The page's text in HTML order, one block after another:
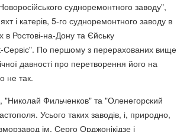
судноремонтного заводу",
і катерів, 5-го судноремонтного заводу в
Ростові-на-Дону та Єйську
Сервіс". По першому з перерахованих вище
давності про перетворення його на
не так.
"Николай Фильченков" та "Оленегорский
Усього таких заводів, і, природно,
ім. Серго Орджонікідзе і